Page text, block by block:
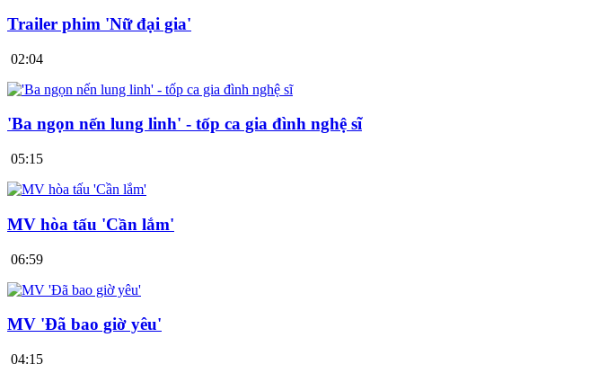
Trailer phim 'Nữ đại gia'
02:04
'Ba ngọn nến lung linh' - tốp ca gia đình nghệ sĩ
05:15
MV hòa tấu 'Cần lắm'
06:59
MV 'Đã bao giờ yêu'
04:15